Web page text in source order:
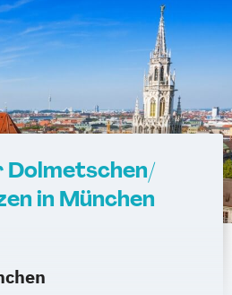
Dolmetschen/
in München